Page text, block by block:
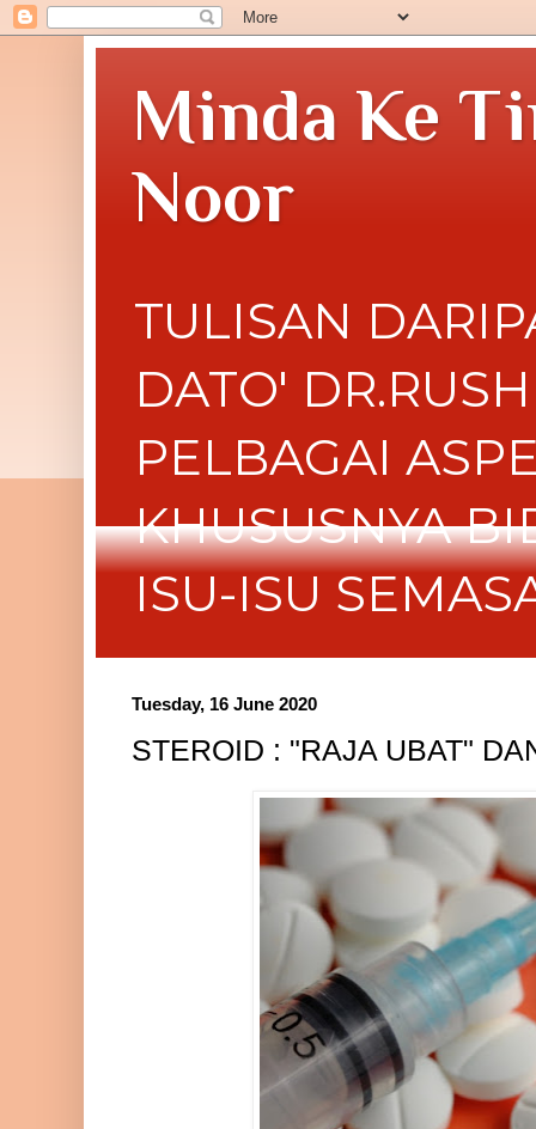
Minda Ke
Noor
TULISAN
DATO'
PELBAGAI
KHUSUSNYA
ISU-ISU
Tuesday, 16 June 2020
STEROID : "RAJA UBAT"